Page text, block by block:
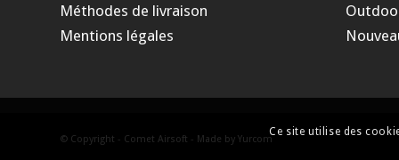
Méthodes de livraison
Mentions légales
© Copyright - Comet Airsoft - Made by Yurcom
Ce site utilise des